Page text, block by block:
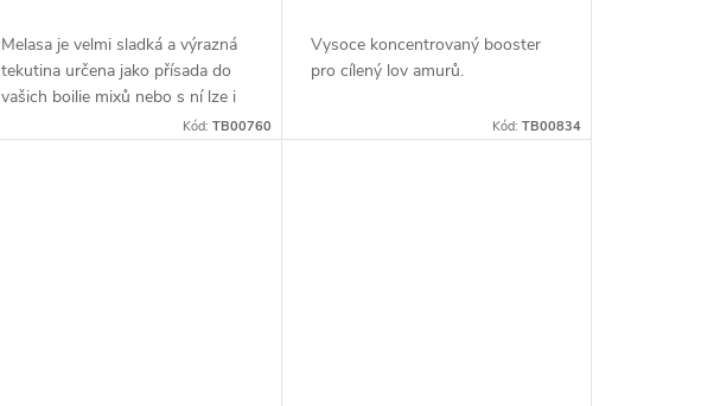
Melasa je velmi sladká a výrazná
tekutina určena jako přísada do
vašich boilie mixů nebo s ní lze i
boosterovat vaše hotové krmení
Kód: TB00760
Vysoce koncentrovaný booster
pro cílený lov amurů.
Kód: TB00834